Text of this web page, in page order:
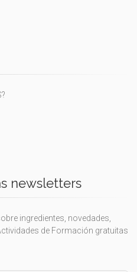
newsletters
ingredientes, novedades,
de Formación gratuitas